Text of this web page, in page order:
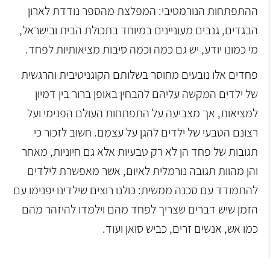
ההתפתחות הנורמטיבי: המפלצת מהספר נודדת לארון
הבגדים, גנבים מעוניינים במיוחד בתכולת הבית ובישראל,
מי כמונו יודע, יש גם כמה וכמה סיבות מציאותיות לפחד.
פחדים אלו נובעים מחוסר בשלותם הקוגניטיבית והרגשית
של ילדים המקשה עליהם להבחין באופן ברור בין דמיון
למציאות, אך מצביעה על התפתחות העולם הפנימי ועל
רצונם הטבעי של ילדים להגן על עצמם. חשוב לזכור כי
תגובות של פחד הן לא רק טבעיות אלא גם חיוניות, מאחר
והן מהוות תגובה נורמלית לאיום, אשר מאפשרת לילדים
להתמודד עם סכנה ממשית: כולנו רוצים שילדינו יפנימו עם
הזמן שיש דברים שצריך לפחד מהם וילמדו להיזהר מהם
כמו אש, אנשים זרים, כביש סואן ועוד.